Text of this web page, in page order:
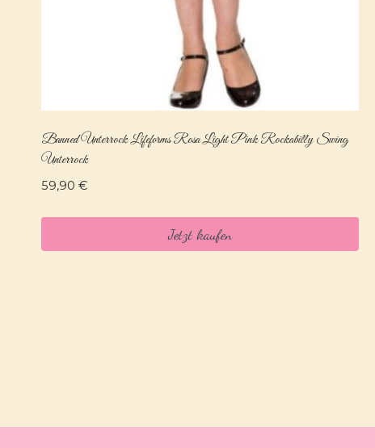
Banned Unterrock Lifeforms Rosa Light Pink Rockabilly Swing
Unterrock
59,90 €
Jetzt kaufen